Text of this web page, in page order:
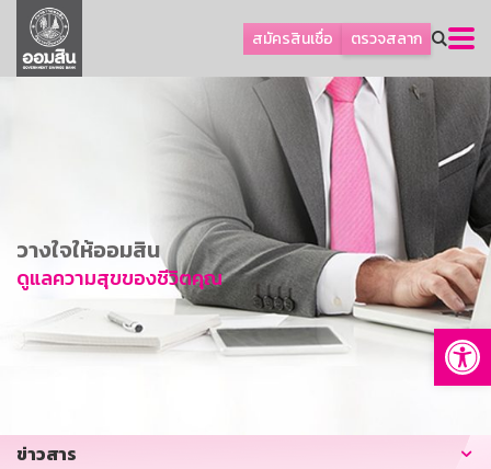
สมัครสินเชื่อ ตรวจสลาก
ลูกค้าธุรกิจ
ลูกค้าผู้ประกอบรายย่อย
การพัฒนาที่ยั่งยืน
ข่าวสาร
บริการทางการเงิน
อื่นๆ
วางใจให้ออมสิน
ดูแลความสุขของชีวิตคุณ
ข่าวสาร